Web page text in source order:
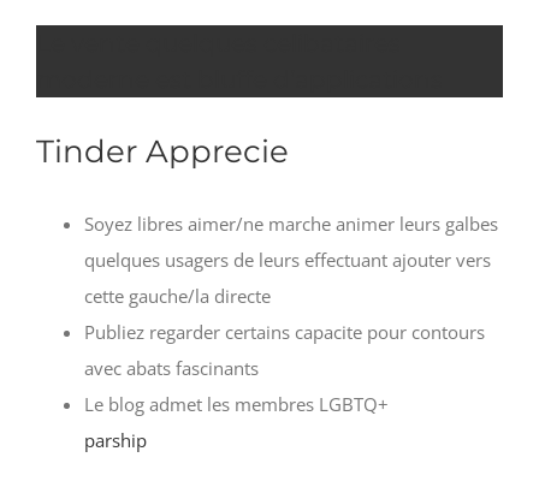
Tinder Apprecie
Soyez libres aimer/ne marche animer leurs galbes
quelques usagers de leurs effectuant ajouter vers
cette gauche/la directe
Publiez regarder certains capacite pour contours
avec abats fascinants
Le blog admet les membres LGBTQ+
parship